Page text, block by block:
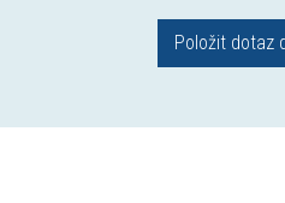
Položit dotaz